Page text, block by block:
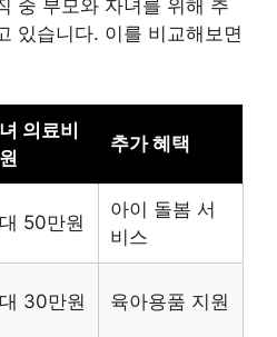
중 부모와 자녀를 위해 추
있습니다. 이를 비교해보면
의료비
추가 혜택
50만원
아이 돌봄 서
비스
30만원 육아용품 지원